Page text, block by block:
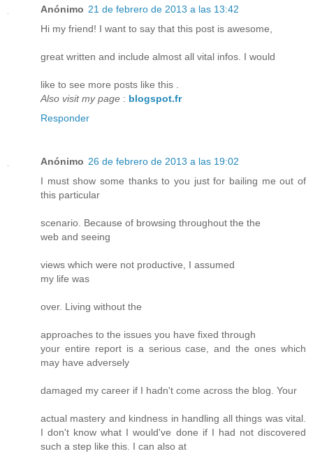
Anónimo 21 de febrero de 2013 a las 13:42
Hi my friend! I want to say that this post is awesome,
great written and include almost all vital infos. I would
like to see more posts like this .
Also visit my page : blogspot.fr
Responder
Anónimo 26 de febrero de 2013 a las 19:02
I must show some thanks to you just for bailing me out of
this particular
scenario. Because of browsing throughout the the
web and seeing
views which were not productive, I assumed
my life was
over. Living without the
approaches to the issues you have fixed through
your entire report is a serious case, and the ones which
may have adversely
damaged my career if I hadn't come across the blog. Your
actual mastery and kindness in handling all things was vital.
I don't know what I would've done if I had not discovered
such a step like this. I can also at